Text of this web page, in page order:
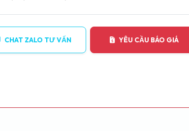
CHAT ZALO TƯ VẤN YÊU CẦU BÁO GIÁ